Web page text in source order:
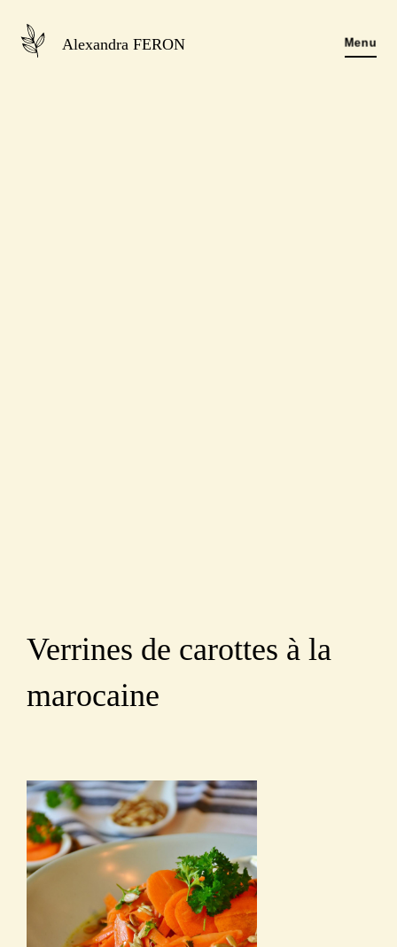
Alexandra FERON Menu
Verrines de carottes à la
marocaine